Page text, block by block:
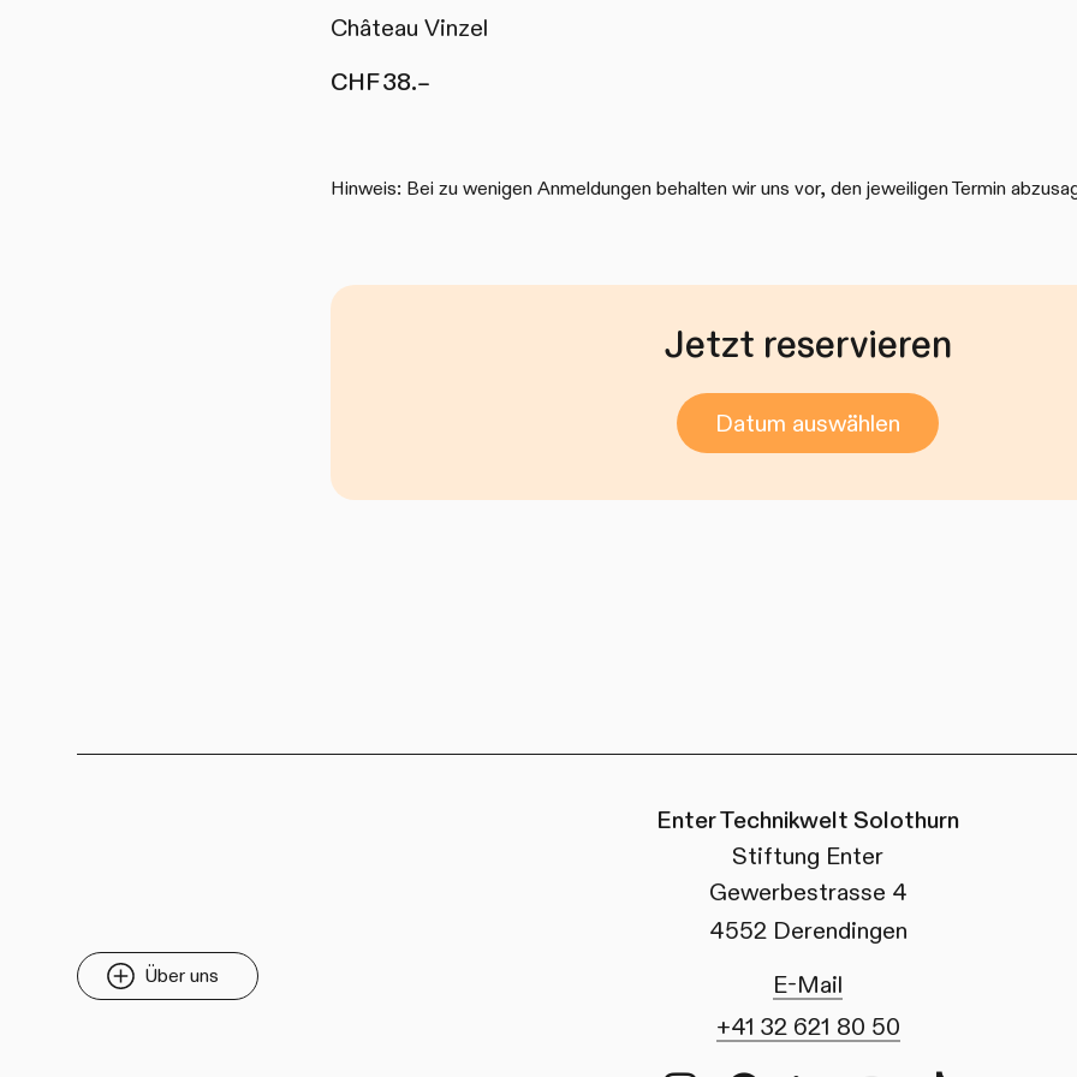
Château Vinzel
CHF 38.–
Hinweis: Bei zu wenigen Anmeldungen behalten wir uns vor, den jeweiligen Termin
Jetzt reservieren
Datum auswählen
Über uns
Enter Technikwelt Solothurn
Stiftung Enter
Gewerbestrasse 4
4552 Derendingen
E-Mail
+41 32 621 80 50